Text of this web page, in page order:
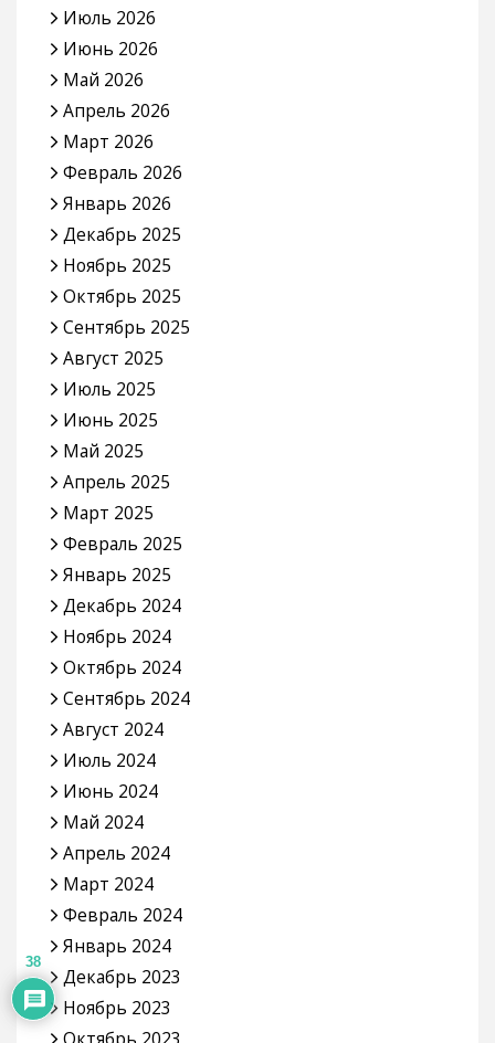
Июль 2026
Июнь 2026
Май 2026
Апрель 2026
Март 2026
Февраль 2026
Январь 2026
Декабрь 2025
Ноябрь 2025
Октябрь 2025
Сентябрь 2025
Август 2025
Июль 2025
Июнь 2025
Май 2025
Апрель 2025
Март 2025
Февраль 2025
Январь 2025
Декабрь 2024
Ноябрь 2024
Октябрь 2024
Сентябрь 2024
Август 2024
Июль 2024
Июнь 2024
Май 2024
Апрель 2024
Март 2024
Февраль 2024
Январь 2024
Декабрь 2023
Ноябрь 2023
38